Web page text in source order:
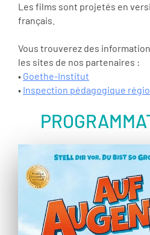
Les films sont projetés en
français.
Vous trouverez des
les sites de nos partenaires :
• Goethe-Institut
• Inspection pédagogique